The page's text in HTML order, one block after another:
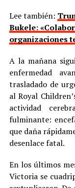
Lee también:
Bukele:
organizaciones
A la mañana
enfermedad
trasladado de
al Royal
actividad
fulminante:
que daña
desenlace fatal.
En los últimos
Victoria se